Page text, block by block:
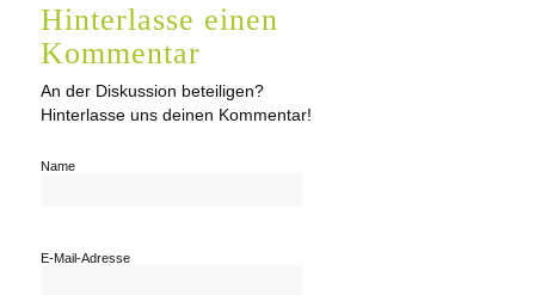
Hinterlasse einen
Kommentar
An der Diskussion beteiligen?
Hinterlasse uns deinen Kommentar!
Name
E-Mail-Adresse